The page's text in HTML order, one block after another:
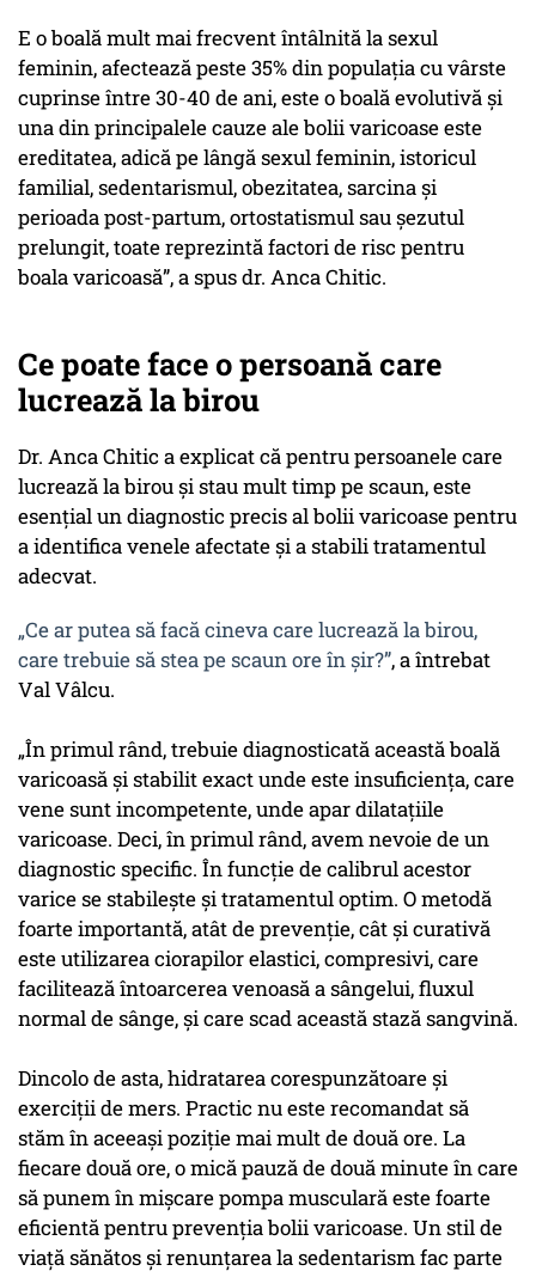
E o boală mult mai frecvent întâlnită la sexul
feminin, afectează peste 35% din populația cu vârste
cuprinse între 30-40 de ani, este o boală evolutivă și
una din principalele cauze ale bolii varicoase este
ereditatea, adică pe lângă sexul feminin, istoricul
familial, sedentarismul, obezitatea, sarcina și
perioada post-partum, ortostatismul sau șezutul
prelungit, toate reprezintă factori de risc pentru
boala varicoasă”, a spus dr. Anca Chitic.
Ce poate face o persoană care
lucrează la birou
Dr. Anca Chitic a explicat că pentru persoanele care
lucrează la birou și stau mult timp pe scaun, este
esențial un diagnostic precis al bolii varicoase pentru
a identifica venele afectate și a stabili tratamentul
adecvat.
„Ce ar putea să facă cineva care lucrează la birou,
care trebuie să stea pe scaun ore în șir?”, a întrebat
Val Vâlcu.
„În primul rând, trebuie diagnosticată această boală
varicoasă și stabilit exact unde este insuficiența, care
vene sunt incompetente, unde apar dilatațiile
varicoase. Deci, în primul rând, avem nevoie de un
diagnostic specific. În funcție de calibrul acestor
varice se stabilește și tratamentul optim. O metodă
foarte importantă, atât de prevenție, cât și curativă
este utilizarea ciorapilor elastici, compresivi, care
facilitează întoarcerea venoasă a sângelui, fluxul
normal de sânge, și care scad această stază sangvină.
Dincolo de asta, hidratarea corespunzătoare și
exerciții de mers. Practic nu este recomandat să
stăm în aceeași poziție mai mult de două ore. La
fiecare două ore, o mică pauză de două minute în care
să punem în mișcare pompa musculară este foarte
eficientă pentru prevenția bolii varicoase. Un stil de
viață sănătos și renunțarea la sedentarism fac parte